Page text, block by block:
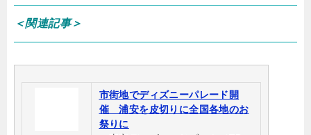
＜関連記事＞
市街地でディズニーパレード開
催 浦安を皮切りに全国各地のお
祭りに